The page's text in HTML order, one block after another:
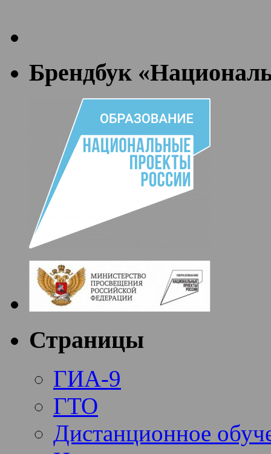
Брендбук
Страницы
ГИА-9
ГТО
Дистанционное